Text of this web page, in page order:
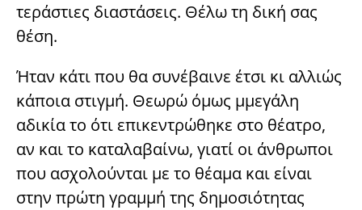
τεράστιες διαστάσεις. Θέλω τη δική σας
θέση.
Ήταν κάτι που θα συνέβαινε έτσι κι αλλιώς
κάποια στιγμή. Θεωρώ όμως µμεγάλη
αδικία το ότι επικεντρώθηκε στο θέατρο,
αν και το καταλαβαίνω, γιατί οι άνθρωποι
που ασχολούνται µε το θέαμα και είναι
στην πρώτη γραμμή της δημοσιότητας